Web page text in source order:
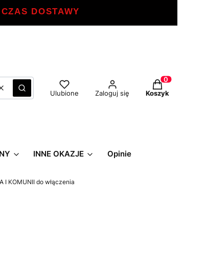
DOSTAWY
WyczyśćSzukaj Ulubione Zaloguj się
Produkty w
Koszyk
INNE OKAZJE Opinie
I KOMUNII do włączenia